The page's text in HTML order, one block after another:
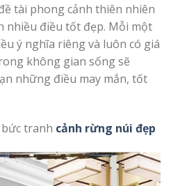
tài phong cảnh thiên nhiên
nhiều điều tốt đẹp. Mỗi một
ý nghĩa riêng và luôn có giá
không gian sống sẽ
những điều may mắn, tốt
tranh cảnh rừng núi đẹp